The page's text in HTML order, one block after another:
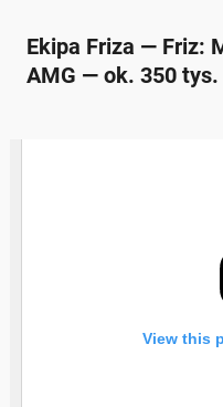
Ekipa Friza — Friz:
AMG — ok. 350 tys.